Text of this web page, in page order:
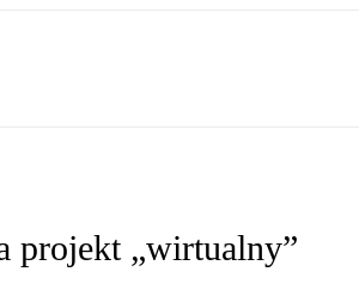
projekt „wirtualny”